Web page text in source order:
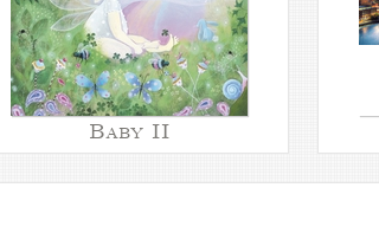
Baby II